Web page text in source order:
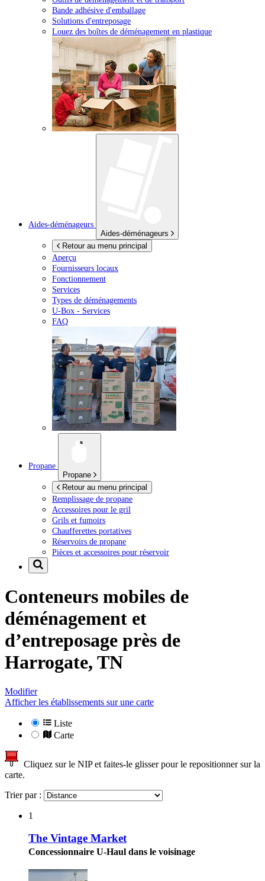
Bande adhésive d'emballage
Solutions d'entreposage
Louez des boîtes de déménagement en plastique
Aides-déménageurs
Aides-déménageurs
Retour au menu principal
Aperçu
Fournisseurs locaux
Fonctionnement
Services
Types de déménagements
U-Box - Services
FAQ
Propane
Propane
Retour au menu principal
Remplissage de propane
Accessoires pour le gril
Grils et fumoirs
Chaufferettes portatives
Réservoirs de propane
Pièces et accessoires pour réservoir
Conteneurs mobiles de
déménagement et
d’entreposage près de
Harrogate, TN
Modifier
Afficher les établissements sur une carte
Liste
Carte
Cliquez sur le NIP et faites-le glisser pour le repositionner sur la
carte.
Trier par :
1
The Vintage Market
Concessionnaire U-Haul dans le voisinage